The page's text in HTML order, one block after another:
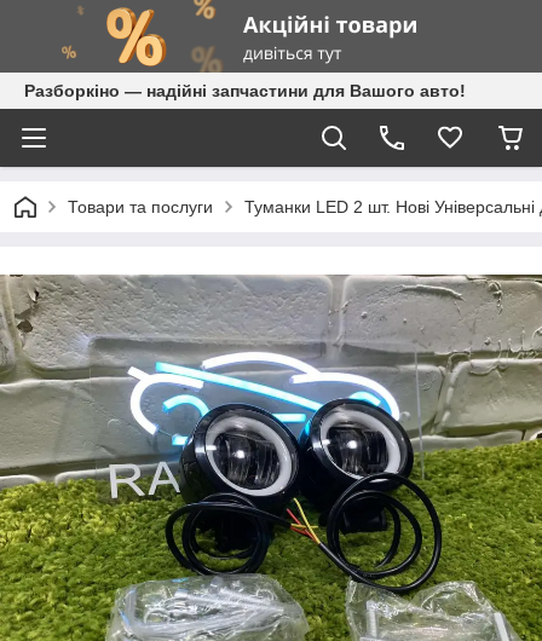
Разборкіно — надійні запчастини для Вашого авто!
Товари та послуги Туманки LED 2 шт. Нові